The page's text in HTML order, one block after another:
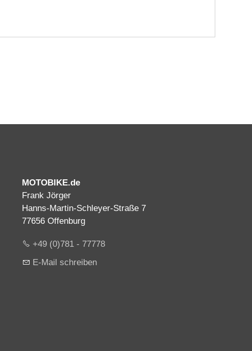
MOTOBIKE.de
Frank Jörger
Hanns-Martin-Schleyer-Straße 7
77656 Offenburg
+49 (0)781 - 77778
E-Mail schreiben